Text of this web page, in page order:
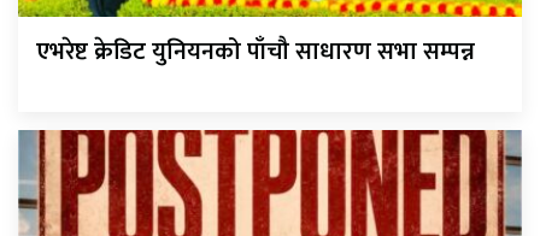
एभरेष्ट क्रेडिट युनियनको पाँचौ साधारण सभा सम्पन्न